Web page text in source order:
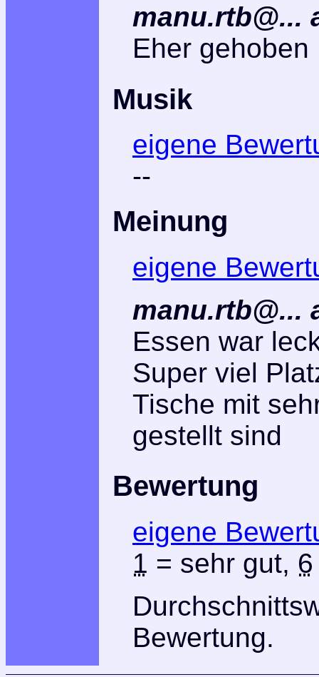
manu.rtb@...
Eher gehoben
Musik
eigene
--
Meinung
eigene
manu.rtb@...
Essen war
Super viel
Tische mit
gestellt sind
Bewertung
eigene
1 = sehr gut, 6
Bewertung.